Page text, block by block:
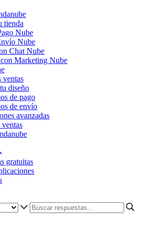
tienda
Nube
Nube
Chat Nube
Marketing Nube
ventas
diseño
de pago
de envío
avanzadas
ventas
gratuitas